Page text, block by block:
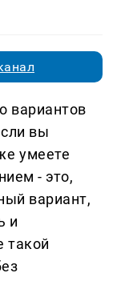
вариантов
вы
умеете
- это,
вариант,
и
такой